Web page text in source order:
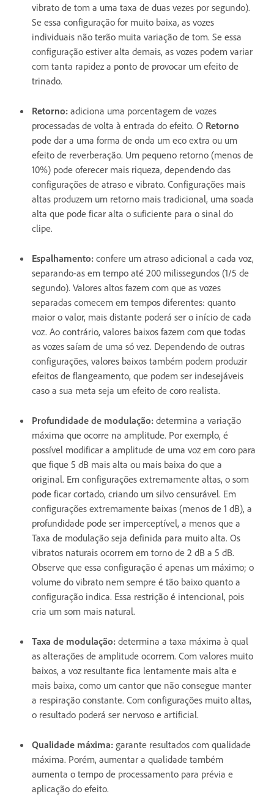
vibrato de tom a uma taxa de duas vezes por segundo).
Se essa configuração for muito baixa, as vozes
individuais não terão muita variação de tom. Se essa
configuração estiver alta demais, as vozes podem variar
com tanta rapidez a ponto de provocar um efeito de
trinado.
Retorno: adiciona uma porcentagem de vozes
processadas de volta à entrada do efeito. O Retorno
pode dar a uma forma de onda um eco extra ou um
efeito de reverberação. Um pequeno retorno (menos de
10%) pode oferecer mais riqueza, dependendo das
configurações de atraso e vibrato. Configurações mais
altas produzem um retorno mais tradicional, uma soada
alta que pode ficar alta o suficiente para o sinal do
clipe.
Espalhamento: confere um atraso adicional a cada voz,
separando-as em tempo até 200 milissegundos (1/5 de
segundo). Valores altos fazem com que as vozes
separadas comecem em tempos diferentes: quanto
maior o valor, mais distante poderá ser o início de cada
voz. Ao contrário, valores baixos fazem com que todas
as vozes saíam de uma só vez. Dependendo de outras
configurações, valores baixos também podem produzir
efeitos de flangeamento, que podem ser indesejáveis
caso a sua meta seja um efeito de coro realista.
Profundidade de modulação: determina a variação
máxima que ocorre na amplitude. Por exemplo, é
possível modificar a amplitude de uma voz em coro para
que fique 5 dB mais alta ou mais baixa do que a
original. Em configurações extremamente altas, o som
pode ficar cortado, criando um silvo censurável. Em
configurações extremamente baixas (menos de 1 dB), a
profundidade pode ser imperceptível, a menos que a
Taxa de modulação seja definida para muito alta. Os
vibratos naturais ocorrem em torno de 2 dB a 5 dB.
Observe que essa configuração é apenas um máximo; o
volume do vibrato nem sempre é tão baixo quanto a
configuração indica. Essa restrição é intencional, pois
cria um som mais natural.
Taxa de modulação: determina a taxa máxima à qual
as alterações de amplitude ocorrem. Com valores muito
baixos, a voz resultante fica lentamente mais alta e
mais baixa, como um cantor que não consegue manter
a respiração constante. Com configurações muito altas,
o resultado poderá ser nervoso e artificial.
Qualidade máxima: garante resultados com qualidade
máxima. Porém, aumentar a qualidade também
aumenta o tempo de processamento para prévia e
aplicação do efeito.